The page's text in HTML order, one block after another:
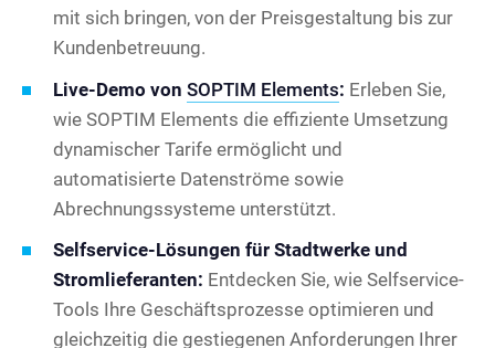
mit sich bringen, von der Preisgestaltung bis zur
Kundenbetreuung.
Live-Demo von SOPTIM Elements: Erleben Sie,
wie SOPTIM Elements die effiziente Umsetzung
dynamischer Tarife ermöglicht und
automatisierte Datenströme sowie
Abrechnungssysteme unterstützt.
Selfservice-Lösungen für Stadtwerke und
Stromlieferanten: Entdecken Sie, wie Selfservice-
Tools Ihre Geschäftsprozesse optimieren und
gleichzeitig die gestiegenen Anforderungen Ihrer